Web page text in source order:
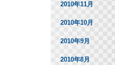
2010年11月
2010年10月
2010年9月
2010年8月